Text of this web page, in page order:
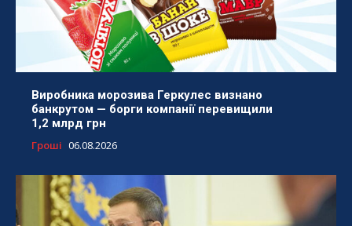
Виробника морозива Геркулес визнано
банкрутом — борги компанії перевищили
1,2 млрд грн
Гроші 06.08.2026